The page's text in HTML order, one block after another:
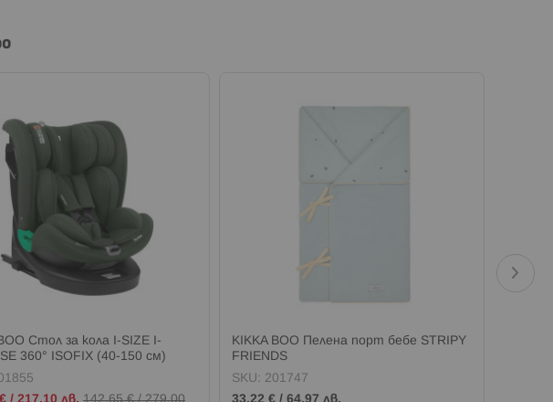
Стол за кола I-SIZE I-
360° ISOFIX (40-150 см)
/ 217,10 лв. 142,65 €/279,00
KIKKA BOO Пелена порт бебе STRIPY
FRIENDS
SKU: 201747
33,22 € / 64,97 лв.